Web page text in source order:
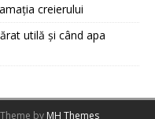
creierului
utilă și când apa
by MH Themes